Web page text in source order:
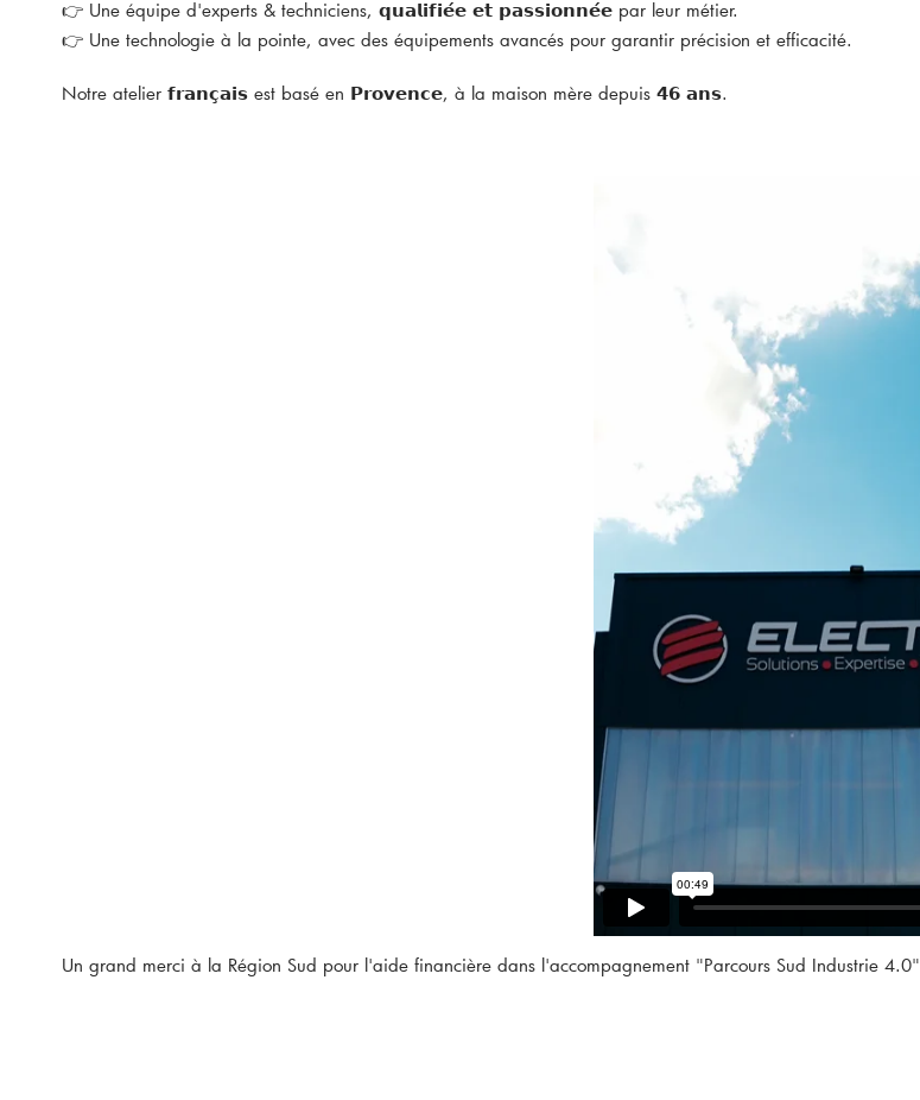
👉 Une équipe d'experts & techniciens, 𝗾𝘂𝗮𝗹𝗶𝗳𝗶𝗲́𝗲 𝗲𝘁 𝗽𝗮𝘀𝘀𝗶𝗼𝗻𝗻𝗲́𝗲 par leur métier.
👉 Une technologie à la pointe, avec des équipements avancés pour garantir précision et efficacité.
Notre atelier 𝗳𝗿𝗮𝗻𝗰̧𝗮𝗶𝘀 est basé en 𝗣𝗿𝗼𝘃𝗲𝗻𝗰𝗲, à la maison mère depuis 𝟰𝟲 𝗮𝗻𝘀.
Un grand merci à la Région Sud pour l'aide financière dans l'accompagnement "Parcours Sud Industrie 4.0"